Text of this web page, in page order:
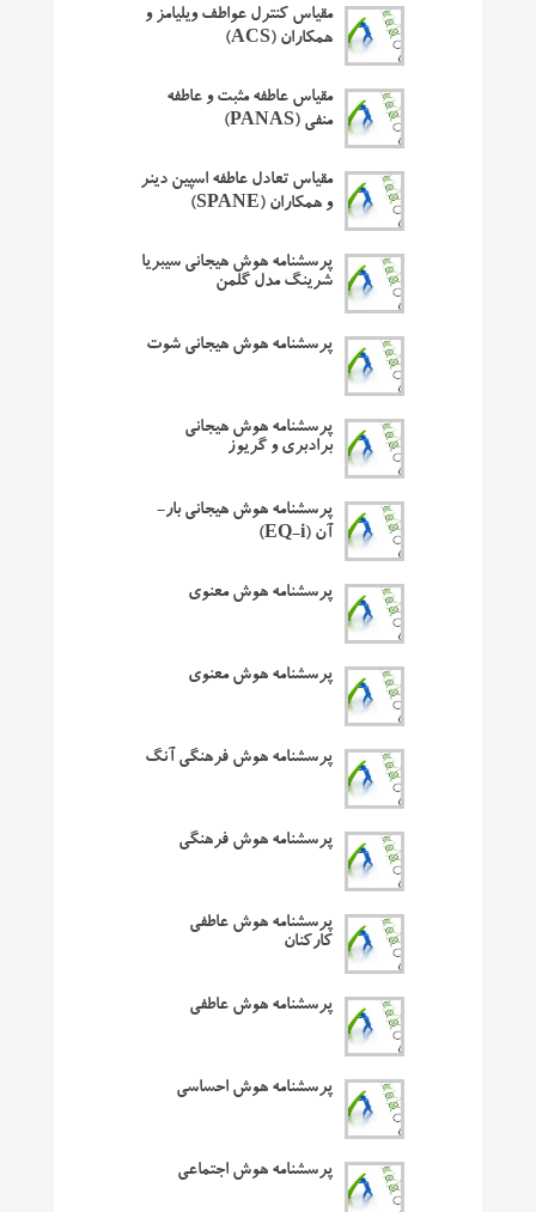
مقیاس کنترل عواطف ویلیامز و
همکاران (ACS)
مقیاس عاطفه مثبت و عاطفه
منفی (PANAS)
مقیاس تعادل عاطفه اسپین دینر
و همکاران (SPANE)
پرسشنامه هوش هیجانی سیبریا
شرینگ مدل گلمن
پرسشنامه هوش هیجانی شوت
پرسشنامه هوش هیجانی
برادبری و گریوز
پرسشنامه هوش هیجانی بار-
آن (EQ-i)
پرسشنامه هوش معنوی
پرسشنامه هوش معنوی
پرسشنامه هوش فرهنگی آنگ
پرسشنامه هوش فرهنگی
پرسشنامه هوش عاطفی
کارکنان
پرسشنامه هوش عاطفی
پرسشنامه هوش احساسی
پرسشنامه هوش اجتماعی